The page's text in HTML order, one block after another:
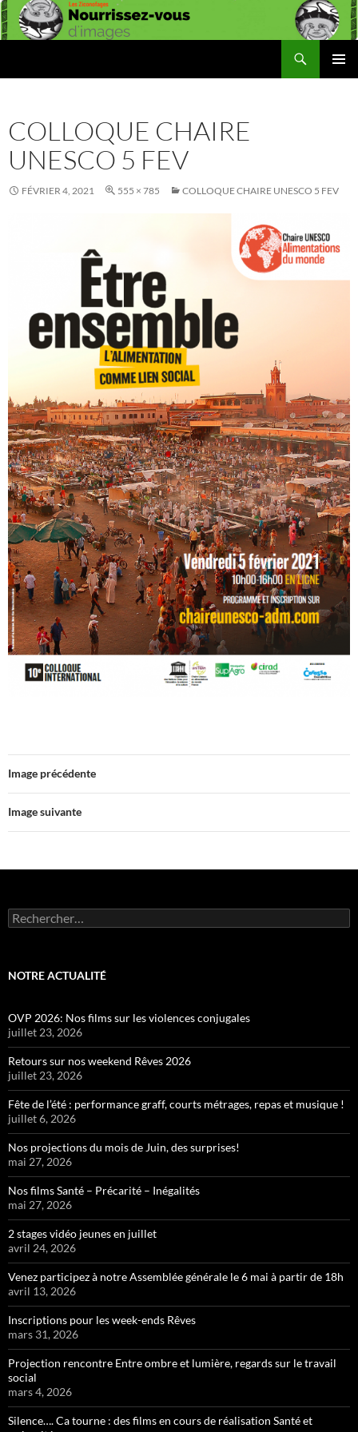
Aller
au
COLLOQUE CHAIRE
UNESCO 5 FEV
FÉVRIER 4, 2021 555 × 785 COLLOQUE CHAIRE UNESCO 5 FEV
Image précédente
Image suivante
Rechercher :
NOTRE ACTUALITÉ
OVP 2026: Nos films sur les violences conjugales
juillet 23, 2026
Retours sur nos weekend Rêves 2026
juillet 23, 2026
Fête de l’été : performance graff, courts métrages, repas et musique !
juillet 6, 2026
Nos projections du mois de Juin, des surprises!
mai 27, 2026
Nos films Santé – Précarité – Inégalités
mai 27, 2026
2 stages vidéo jeunes en juillet
avril 24, 2026
Venez participez à notre Assemblée générale le 6 mai à partir de 18h
avril 13, 2026
Inscriptions pour les week-ends Rêves
mars 31, 2026
Projection rencontre Entre ombre et lumière, regards sur le travail
social
mars 4, 2026
Silence…. Ca tourne : des films en cours de réalisation Santé et